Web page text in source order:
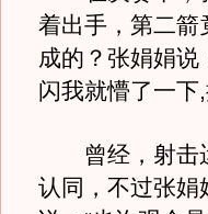
着出手，第二箭
成的？张娟娟说
闪我就懵了一下
曾经，射击运
认同，不过张娟